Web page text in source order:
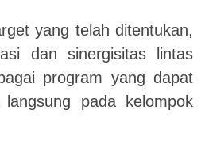
yang telah ditentukan,
dan sinergisitas lintas
program yang dapat
pada kelompok